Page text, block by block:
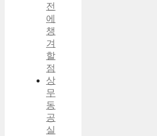
전
에
챙
겨
할
점
상
무
동
공
실